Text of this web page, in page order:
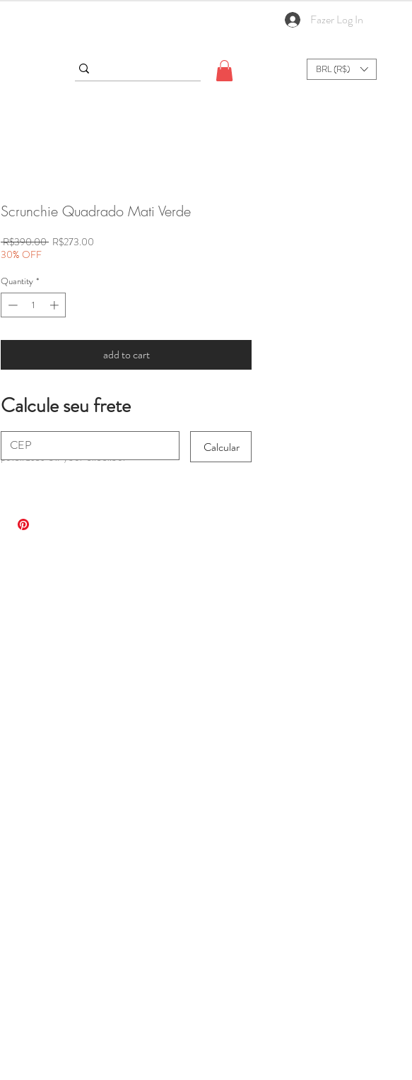
Fazer Log In
BRL (R$)
*extra fees may apply for international
purchases on your checkout
Scrunchie Quadrado Mati Verde
R$390.00 Regular
R$273.00
30% OFF
Quantity *
add to cart
Calcule seu frete
Calcular